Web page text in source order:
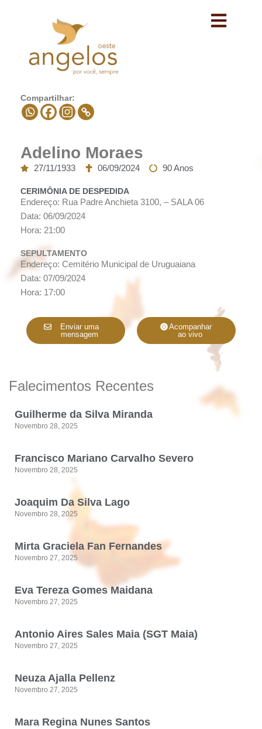
Compartilhar:
Adelino Moraes
27/11/1933 06/09/2024 90 Anos
CERIMÔNIA DE DESPEDIDA
Endereço: Rua Padre Anchieta 3100, – SALA 06
Data: 06/09/2024
Hora: 21:00
SEPULTAMENTO
Endereço: Cemitério Municipal de Uruguaiana
Data: 07/09/2024
Hora: 17:00
Enviar uma
mensagem
Acompanhar
ao vivo
Falecimentos Recentes
Guilherme da Silva Miranda
Novembro 28, 2025
Francisco Mariano Carvalho Severo
Novembro 28, 2025
Joaquim Da Silva Lago
Novembro 28, 2025
Mirta Graciela Fan Fernandes
Novembro 27, 2025
Eva Tereza Gomes Maidana
Novembro 27, 2025
Antonio Aires Sales Maia (SGT Maia)
Novembro 27, 2025
Neuza Ajalla Pellenz
Novembro 27, 2025
Mara Regina Nunes Santos